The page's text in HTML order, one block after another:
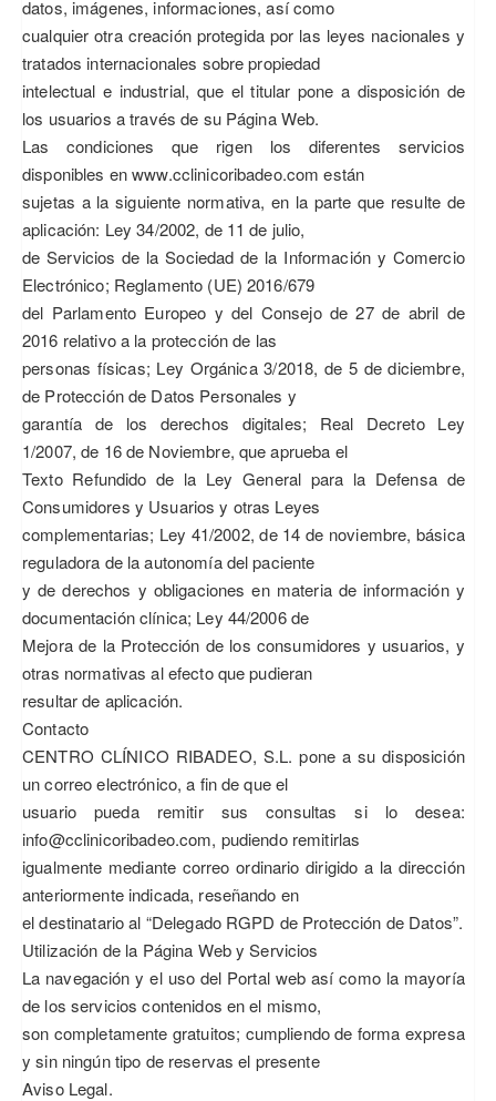
datos, imágenes, informaciones, así como
cualquier otra creación protegida por las leyes nacionales y
tratados internacionales sobre propiedad
intelectual e industrial, que el titular pone a disposición de
los usuarios a través de su Página Web.
Las condiciones que rigen los diferentes servicios
disponibles en www.cclinicoribadeo.com están
sujetas a la siguiente normativa, en la parte que resulte de
aplicación: Ley 34/2002, de 11 de julio,
de Servicios de la Sociedad de la Información y Comercio
Electrónico; Reglamento (UE) 2016/679
del Parlamento Europeo y del Consejo de 27 de abril de
2016 relativo a la protección de las
personas físicas; Ley Orgánica 3/2018, de 5 de diciembre,
de Protección de Datos Personales y
garantía de los derechos digitales; Real Decreto Ley
1/2007, de 16 de Noviembre, que aprueba el
Texto Refundido de la Ley General para la Defensa de
Consumidores y Usuarios y otras Leyes
complementarias; Ley 41/2002, de 14 de noviembre, básica
reguladora de la autonomía del paciente
y de derechos y obligaciones en materia de información y
documentación clínica; Ley 44/2006 de
Mejora de la Protección de los consumidores y usuarios, y
otras normativas al efecto que pudieran
resultar de aplicación.
Contacto
CENTRO CLÍNICO RIBADEO, S.L. pone a su disposición
un correo electrónico, a fin de que el
usuario pueda remitir sus consultas si lo desea:
info@cclinicoribadeo.com, pudiendo remitirlas
igualmente mediante correo ordinario dirigido a la dirección
anteriormente indicada, reseñando en
el destinatario al “Delegado RGPD de Protección de Datos”.
Utilización de la Página Web y Servicios
La navegación y el uso del Portal web así como la mayoría
de los servicios contenidos en el mismo,
son completamente gratuitos; cumpliendo de forma expresa
y sin ningún tipo de reservas el presente
Aviso Legal.